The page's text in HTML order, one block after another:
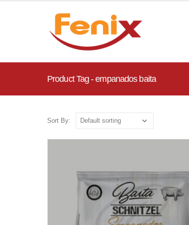
Product Tag - empanados baita
Sort By: